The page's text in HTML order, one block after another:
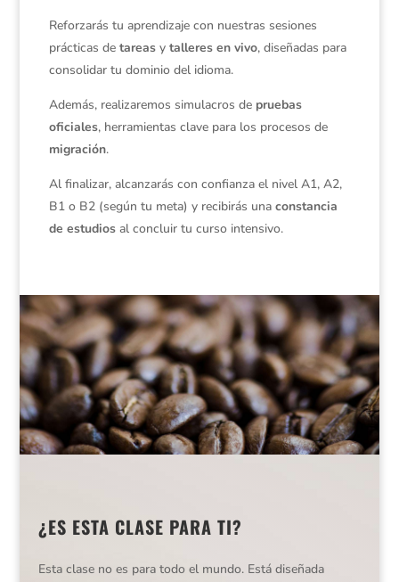
Reforzarás tu aprendizaje con nuestras sesiones
prácticas de tareasy talleres en vivo, diseñadas para
consolidar tu dominio del idioma.
Además, realizaremos simulacros de pruebas
oficiales, herramientas clave para los procesos de
migración.
Al finalizar, alcanzarás con confianza el nivel A1, A2,
B1 o B2 (según tu meta) y recibirás una constancia
de estudiosal concluir tu curso intensivo.
¿ES ESTA CLASE PARA TI?
Esta clase no es para todo el mundo. Está diseñada